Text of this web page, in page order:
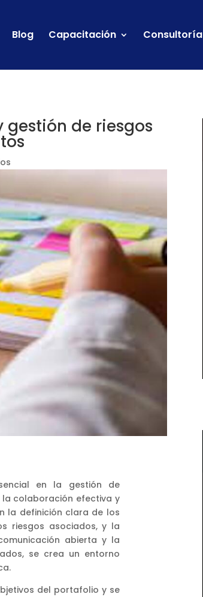
Blog Capacitación Consultoría
gestión de riesgos
en la gestión de
colaboración efectiva y
la definición clara de los
riesgos asociados, y la
abierta y la
se crea un entorno
del portafolio y se